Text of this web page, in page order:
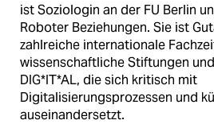
ist Soziologin an der FU Berlin
Roboter Beziehungen. Sie ist
zahlreiche internationale
wissenschaftliche Stiftungen
DIG*IT*AL, die sich kritisch mit
Digitalisierungsprozessen und
auseinandersetzt.